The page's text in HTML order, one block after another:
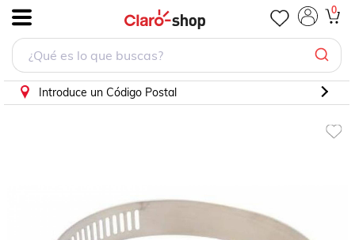
0
Introduce un Código Postal
Abrazadera Everbilt Acero Inoxidable Med 2 A 3